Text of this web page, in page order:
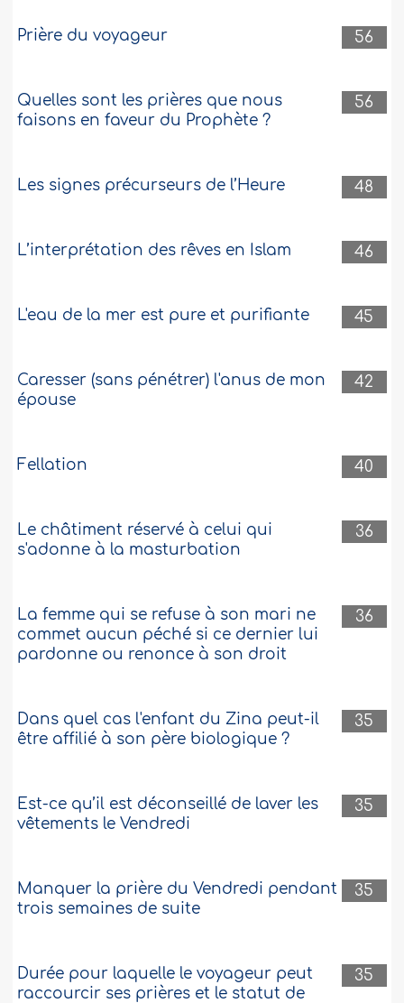
56
Prière du voyageur
56
Quelles sont les prières que nous
faisons en faveur du Prophète ?
48
Les signes précurseurs de l’Heure
46
L’interprétation des rêves en Islam
45
L'eau de la mer est pure et purifiante
42
Caresser (sans pénétrer) l'anus de mon
épouse
40
Fellation
36
Le châtiment réservé à celui qui
s'adonne à la masturbation
36
La femme qui se refuse à son mari ne
commet aucun péché si ce dernier lui
pardonne ou renonce à son droit
35
Dans quel cas l'enfant du Zina peut-il
être affilié à son père biologique ?
35
Est-ce qu’il est déconseillé de laver les
vêtements le Vendredi
35
Manquer la prière du Vendredi pendant
trois semaines de suite
35
Durée pour laquelle le voyageur peut
raccourcir ses prières et le statut de